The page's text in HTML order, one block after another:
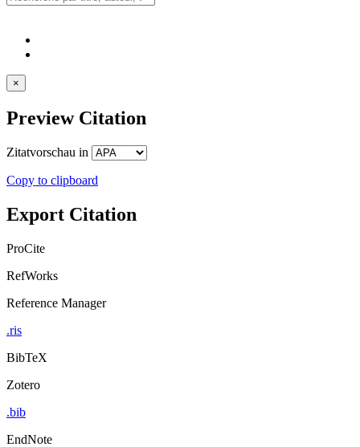
×
Preview Citation
Zitatvorschau in
Copy to clipboard
Export Citation
ProCite
RefWorks
Reference Manager
.ris
BibTeX
Zotero
.bib
EndNote